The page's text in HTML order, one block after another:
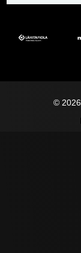
© 2026